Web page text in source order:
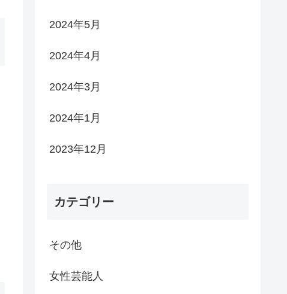
2024年5月
2024年4月
2024年3月
2024年1月
2023年12月
カテゴリー
その他
女性芸能人